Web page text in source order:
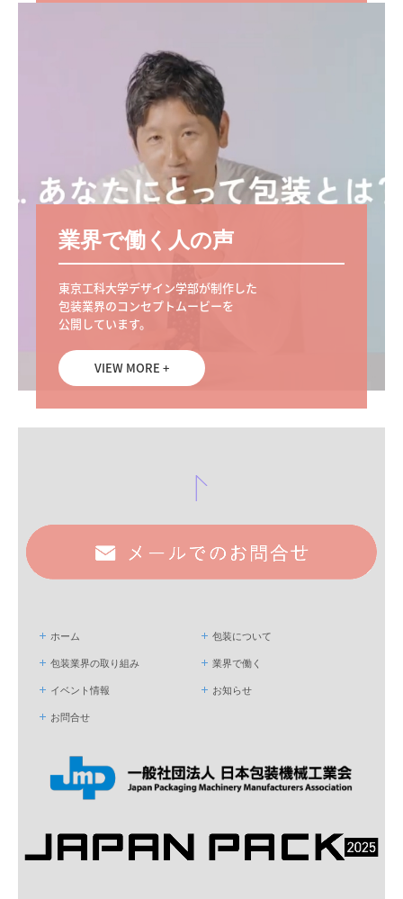
業界で働く人の声
東京工科大学デザイン学部が制作した
包装業界のコンセプトムービーを
公開しています。
VIEW MORE +
ホーム 包装について
包装業界の取り組み 業界で働く
イベント情報 お知らせ
お問合せ